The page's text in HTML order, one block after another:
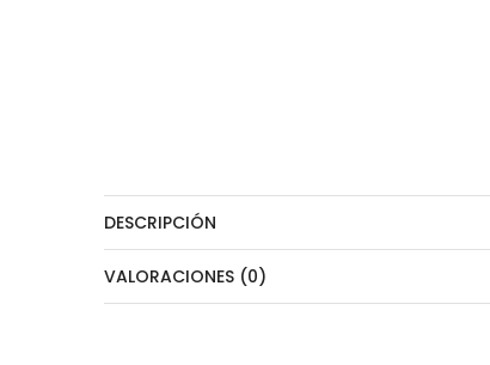
DESCRIPCIÓN
VALORACIONES (0)